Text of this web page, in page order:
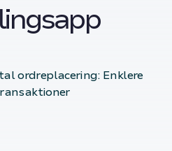
ordreplacering: Enklere